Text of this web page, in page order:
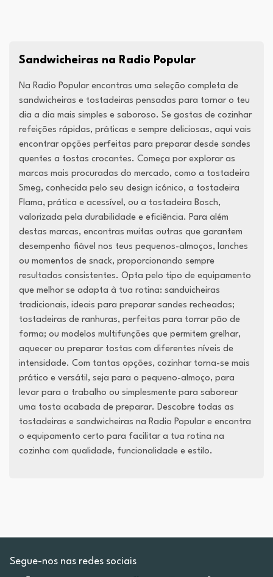
Sandwicheiras na Radio Popular
Na Radio Popular encontras uma seleção completa de
sandwicheiras e tostadeiras pensadas para tornar o teu
dia a dia mais simples e saboroso. Se gostas de cozinhar
refeições rápidas, práticas e sempre deliciosas, aqui vais
encontrar opções perfeitas para preparar desde sandes
quentes a tostas crocantes. Começa por explorar as
marcas mais procuradas do mercado, como a tostadeira
Smeg, conhecida pelo seu design icónico, a tostadeira
Flama, prática e acessível, ou a tostadeira Bosch,
valorizada pela durabilidade e eficiência. Para além
destas marcas, encontras muitas outras que garantem
desempenho fiável nos teus pequenos-almoços, lanches
ou momentos de snack, proporcionando sempre
resultados consistentes. Opta pelo tipo de equipamento
que melhor se adapta à tua rotina: sanduicheiras
tradicionais, ideais para preparar sandes recheadas;
tostadeiras de ranhuras, perfeitas para torrar pão de
forma; ou modelos multifunções que permitem grelhar,
aquecer ou preparar tostas com diferentes níveis de
intensidade. Com tantas opções, cozinhar torna-se mais
prático e versátil, seja para o pequeno-almoço, para
levar para o trabalho ou simplesmente para saborear
uma tosta acabada de preparar. Descobre todas as
tostadeiras e sandwicheiras na Radio Popular e encontra
o equipamento certo para facilitar a tua rotina na
cozinha com qualidade, funcionalidade e estilo.
Segue-nos nas redes sociais